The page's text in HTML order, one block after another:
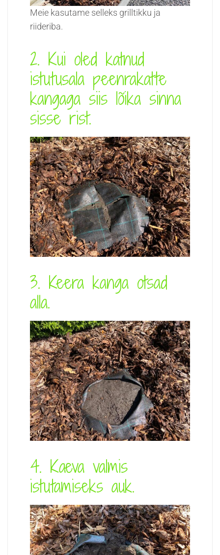
Meie kasutame selleks grilltikku ja
riideriba.
2. Kui oled katnud
istutusala peenrakatte
kangaga siis lõika sinna
sisse rist.
3. Keera kanga otsad
alla.
4. Kaeva valmis
istutamiseks auk.